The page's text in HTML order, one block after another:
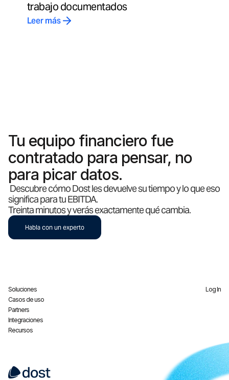
trabajo documentados
Leer más
Tu equipo financiero fue
contratado para pensar, no
para picar datos.
Descubre cómo Dost les devuelve su tiempo y lo que eso
significa para tu EBITDA.
Treinta minutos y verás exactamente qué cambia.
Habla con un experto
Soluciones
Casos de uso
Partners
Integraciones
Recursos
Log In